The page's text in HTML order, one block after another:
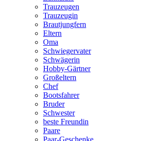
Trauzeugen
Trauzeugin
Brautjungfern
Eltern
Oma
Schwiegervater
Schwägerin
Hobby-Gärtner
Großeltern
Chef
Bootsfahrer
Bruder
Schwester
beste Freundin
Paare
Paar-Geschenke